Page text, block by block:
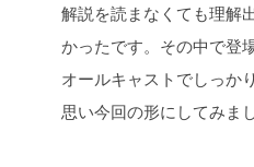
解説を読まなくても理解
かったです。その中で登
オールキャストでしっか
思い今回の形にしてみまし